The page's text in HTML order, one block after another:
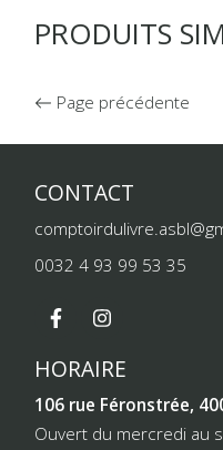
PRODUITS
Page précédente
CONTACT
0032 4 93 99 53 35
HORAIRE
106 rue Féronstrée,
Ouvert du mercredi au